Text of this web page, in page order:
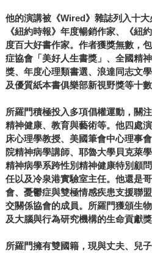
他的演講被《Wired》雜誌列入十
《紐約時報》年度暢銷作家、《紐
度百大好書作家。作者獲獎無數，
症協會「美好人生書獎」、全國精
獎、年度心理類書選、浪達同志文
及優質紙本書俱樂部新視野獎等十數
所羅門積極投入多項倡權運動，關
精神健康、教育與藝術等。他四處
床心理學教授、美國筆會中心理事
院精神病學講師、耶魯大學貝克萊
精神病學系跨性別精神健康特別顧
任以及冷泉港實驗室主任。他還是
會、憂鬱症與雙極情感疾患支援聯
交關係協會的成員。所羅門獲頒生
及大腦與行為研究機構的生命貢獻獎
所羅門擁有雙國籍，現與丈夫、兒